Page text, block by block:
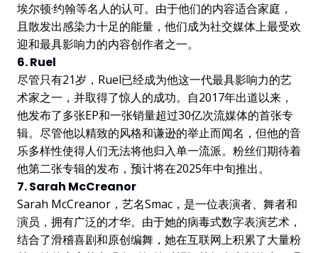
埃尔顿·约翰等名人的认可。由于他们的内容适合家庭，
且散发出感染力十足的能量，他们成为社交媒体上最受欢
迎和最具影响力的内容创作者之一。
6. Ruel
尽管只有21岁，Ruel已经成为他这一代最具影响力的艺
术家之一，并取得了惊人的成功。自2017年出道以来，
他发布了多张EP和一张销量超过30亿次流媒体的首张专
辑。尽管他以精致的风格和谦逊的举止而闻名，但他的音
乐多样性使得人们无法将他归入单一流派。粉丝们期待着
他第二张专辑的发布，预计将在2025年中旬推出。
7. Sarah McCreanor
Sarah McCreanor，艺名Smac，是一位表演者、舞者和
演员，拥有广泛的才华。由于她的病毒式数字表演艺术，
结合了滑稽喜剧和原创编舞，她在互联网上积累了大量粉